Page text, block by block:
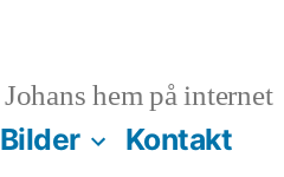
Johans hem på internet
Bilder Kontakt